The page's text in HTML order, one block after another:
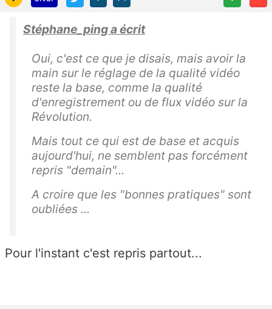
Stéphane_ping a écrit
Oui, c'est ce que je disais, mais avoir la
main sur le réglage de la qualité vidéo
reste la base, comme la qualité
d'enregistrement ou de flux vidéo sur la
Révolution.
Mais tout ce qui est de base et acquis
aujourd'hui, ne semblent pas forcément
repris "demain"...
A croire que les "bonnes pratiques" sont
oubliées ...
Pour l'instant c'est repris partout...